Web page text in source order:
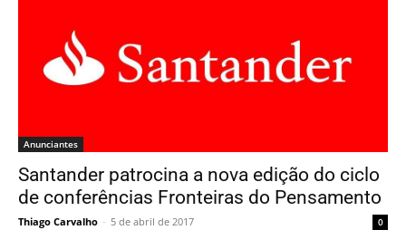
Anunciantes
Santander patrocina a nova edição do ciclo
de conferências Fronteiras do Pensamento
Thiago Carvalho - 5 de abril de 2017 0